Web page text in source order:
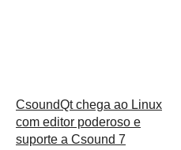
CsoundQt chega ao Linux
com editor poderoso e
suporte a Csound 7